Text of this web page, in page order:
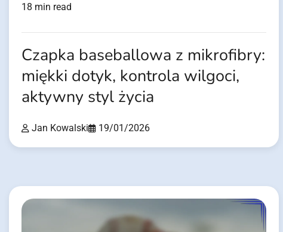
18 min read
Czapka baseballowa z mikrofibry:
miękki dotyk, kontrola wilgoci,
aktywny styl życia
Jan Kowalski 19/01/2026